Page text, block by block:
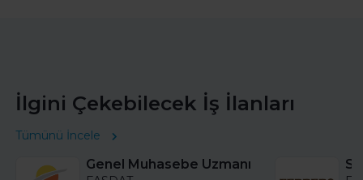
İlgini Çekebilecek İş İlanları
Tümünü İncele
Genel Muhasebe Uzmanı